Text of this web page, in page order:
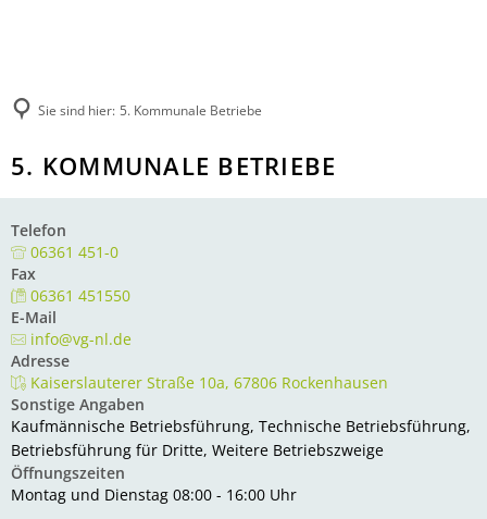
Unsere Verbandsgemeinde
Märkte
Natur-Erlebnisbad
Feuerwehren
Umwelt, Planen, Bauen
Mobilität (ÖPNV)
Bürgerbus
Aktuelles
Mitarbeitende der Verwaltung
Finanzen & Satzungen
Organigramm
Aktiv & Unterwegs
Sie sind hier: 5. Kommunale Betriebe
5. KOMMUNALE BETRIEBE
Telefon
06361 451-0
Fax
06361 451550
E-Mail
info@vg-nl.de
Adresse
Kaiserslauterer Straße 10a, 67806 Rockenhausen
Sonstige Angaben
Kaufmännische Betriebsführung, Technische Betriebsführung,
Betriebsführung für Dritte, Weitere Betriebszweige
Öffnungszeiten
Montag und Dienstag 08:00 - 16:00 Uhr